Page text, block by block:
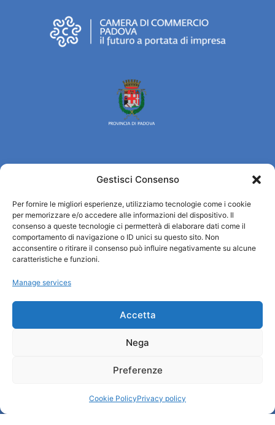
Gestisci Consenso
Per fornire le migliori esperienze, utilizziamo tecnologie come i cookie
per memorizzare e/o accedere alle informazioni del dispositivo. Il
consenso a queste tecnologie ci permetterà di elaborare dati come il
comportamento di navigazione o ID unici su questo sito. Non
acconsentire o ritirare il consenso può influire negativamente su alcune
caratteristiche e funzioni.
Manage services
Accetta
Nega
Preferenze
Cookie PolicyPrivacy policy
Who we are
Tourist Information Office / IAT
Privacy policy
Credits
Information